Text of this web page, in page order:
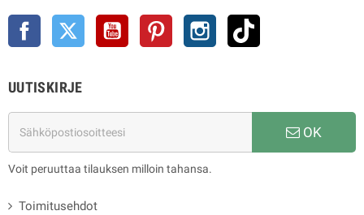
Facebook Twitter YouTube Pinterest Instagram
UUTISKIRJE
OK
Voit peruuttaa tilauksen milloin tahansa.
Toimitusehdot